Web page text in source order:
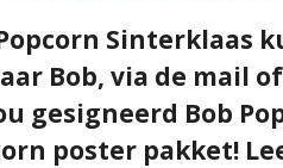
Sinterklaas
Bob, via de mail
gesigneerd Bob
poster pakket!